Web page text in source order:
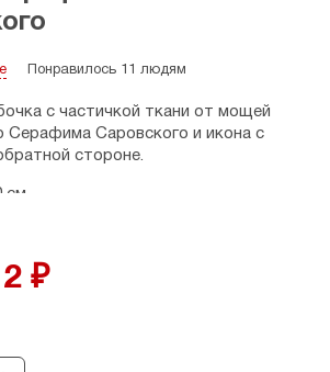
Понравилось 11 людям
с частичкой ткани от мощей
Серафима Саровского и икона с
стороне.
см.
₽